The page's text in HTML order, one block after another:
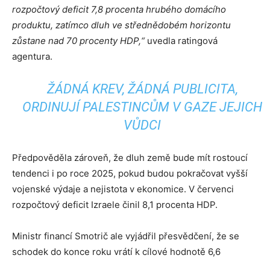
rozpočtový deficit 7,8 procenta hrubého domácího
produktu, zatímco dluh ve střednědobém horizontu
zůstane nad 70 procenty HDP,“uvedla ratingová
agentura.
ŽÁDNÁ KREV, ŽÁDNÁ PUBLICITA,
ORDINUJÍ PALESTINCŮM V GAZE JEJICH
VŮDCI
Předpověděla zároveň, že dluh země bude mít rostoucí
tendenci i po roce 2025, pokud budou pokračovat vyšší
vojenské výdaje a nejistota v ekonomice. V červenci
rozpočtový deficit Izraele činil 8,1 procenta HDP.
Ministr financí Smotrič ale vyjádřil přesvědčení, že se
schodek do konce roku vrátí k cílové hodnotě 6,6